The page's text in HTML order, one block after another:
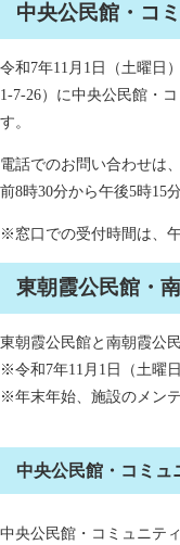
中央公民館・コ
令和7年11月1日（土曜日
1-7-26）に中央公民館・
す。
電話でのお問い合わせは
前8時30分から午後5時15
※窓口での受付時間は、
東朝霞公民館・
東朝霞公民館と南朝霞公
※令和7年11月1日（土曜
※年末年始、施設のメン
中央公民館・コミュ
中央公民館・コミュニ